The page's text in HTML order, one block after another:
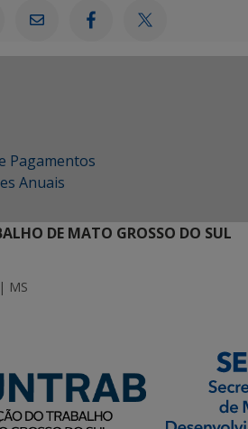
Pagamentos
Anuais
DE MATO GROSSO DO SUL
MS